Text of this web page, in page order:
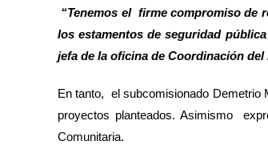
“Tenemos el firme compromiso de
los estamentos de seguridad
jefa de la oficina de Coordinación
En tanto, el subcomisionado Demetrio
proyectos planteados. Asimismo
Comunitaria.